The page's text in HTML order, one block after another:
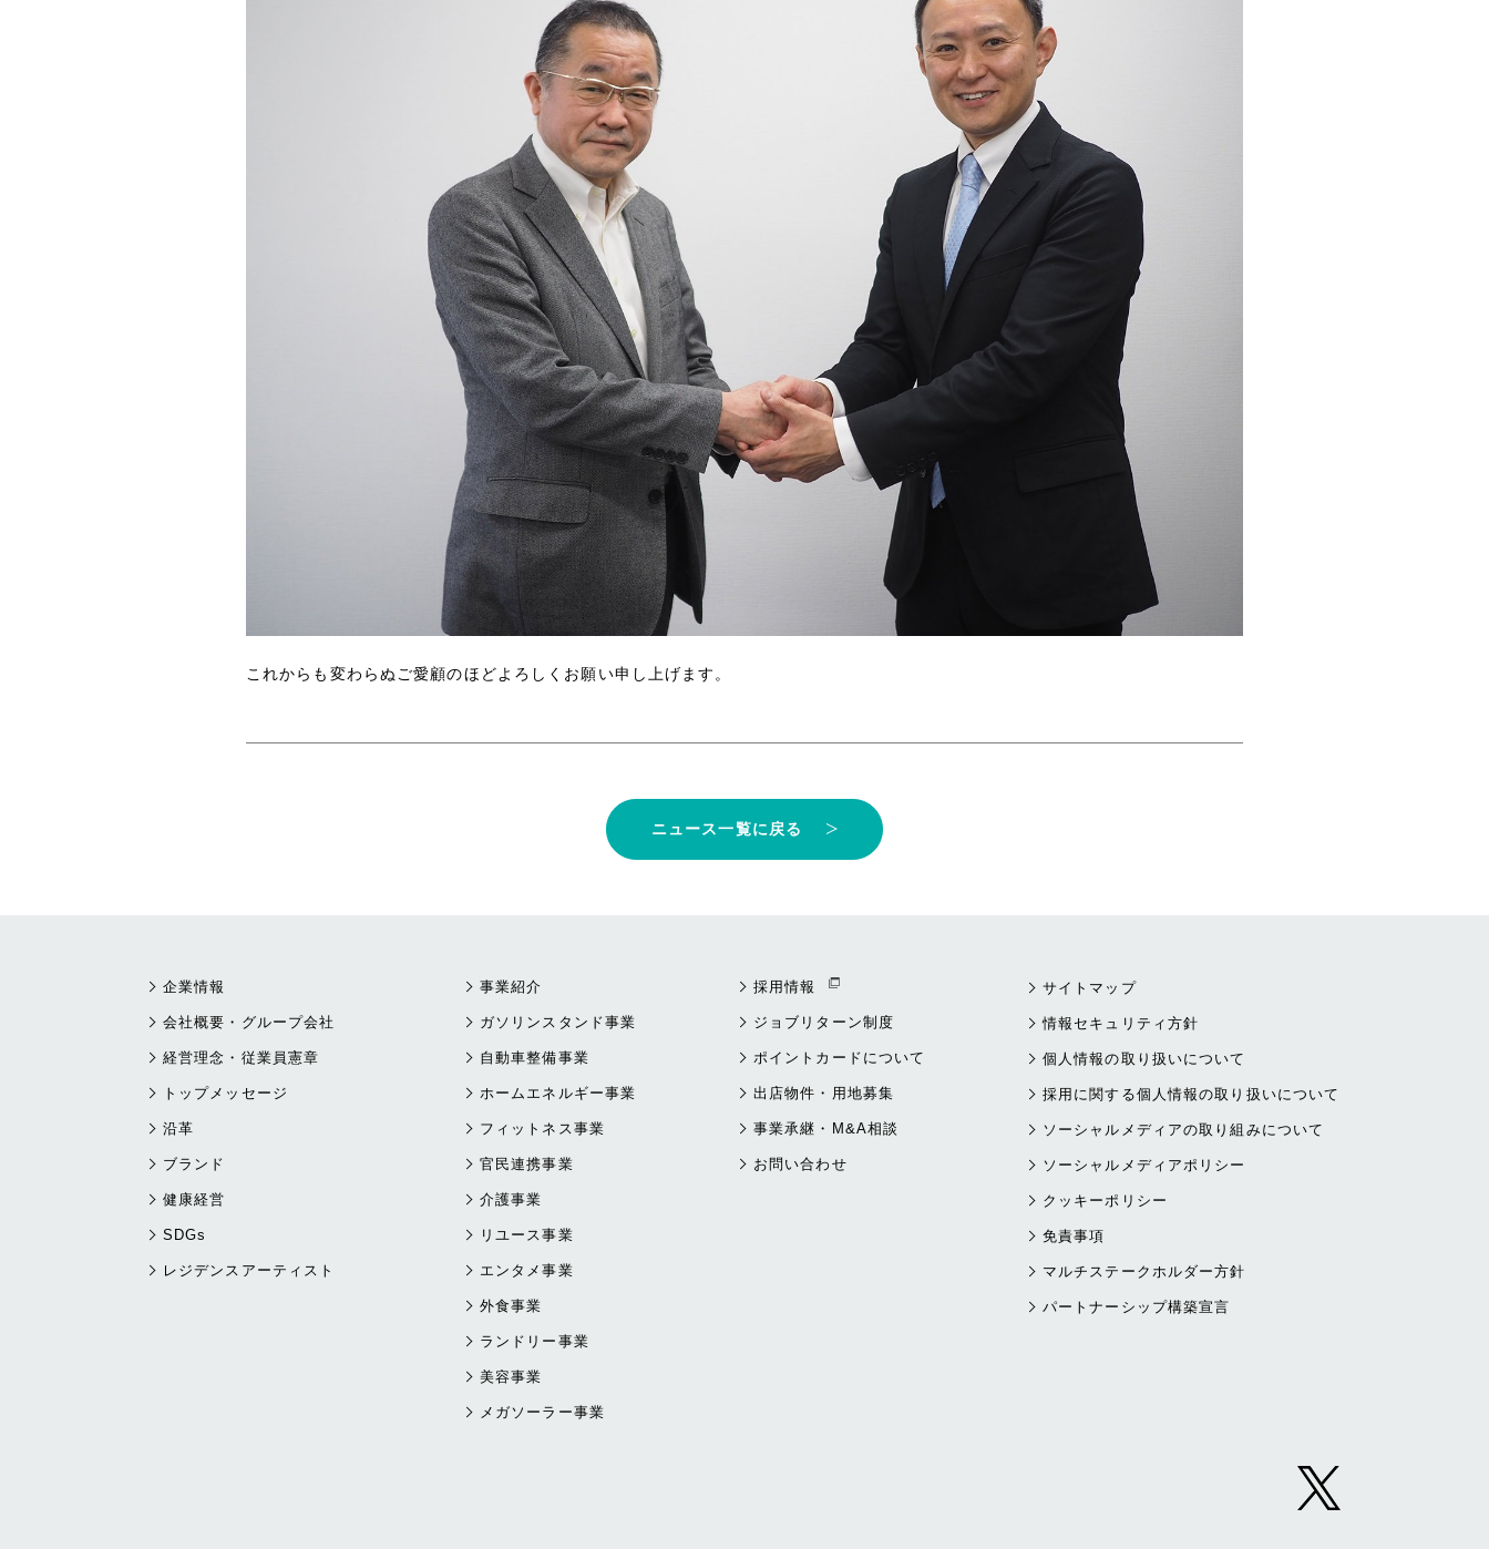
これからも変わらぬご愛顧のほどよろしくお願い申し上げます。
ニュース一覧に戻る
企業情報
会社概要・グループ会社
経営理念・従業員憲章
トップメッセージ
沿革
ブランド
健康経営
SDGs
レジデンスアーティスト
事業紹介
ガソリンスタンド事業
自動車整備事業
ホームエネルギー事業
フィットネス事業
官民連携事業
介護事業
リユース事業
エンタメ事業
外食事業
ランドリー事業
美容事業
メガソーラー事業
採用情報
ジョブリターン制度
ポイントカードについて
出店物件・用地募集
事業承継・M&A相談
お問い合わせ
サイトマップ
情報セキュリティ方針
個人情報の取り扱いについて
採用に関する個人情報の取り扱いについて
ソーシャルメディアの取り組みについて
ソーシャルメディアポリシー
クッキーポリシー
免責事項
マルチステークホルダー方針
パートナーシップ構築宣言